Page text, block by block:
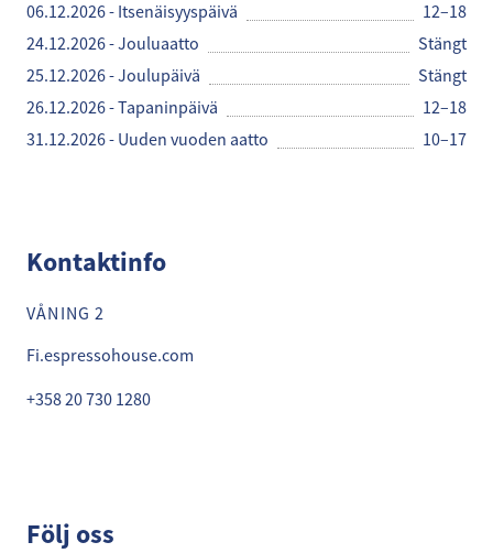
06.12.2026 - Itsenäisyyspäivä
12–18
24.12.2026 - Jouluaatto
Stängt
25.12.2026 - Joulupäivä
Stängt
26.12.2026 - Tapaninpäivä
12–18
31.12.2026 - Uuden vuoden aatto
10–17
Kontaktinfo
VÅNING 2
Fi.espressohouse.com
+358 20 730 1280
Följ oss